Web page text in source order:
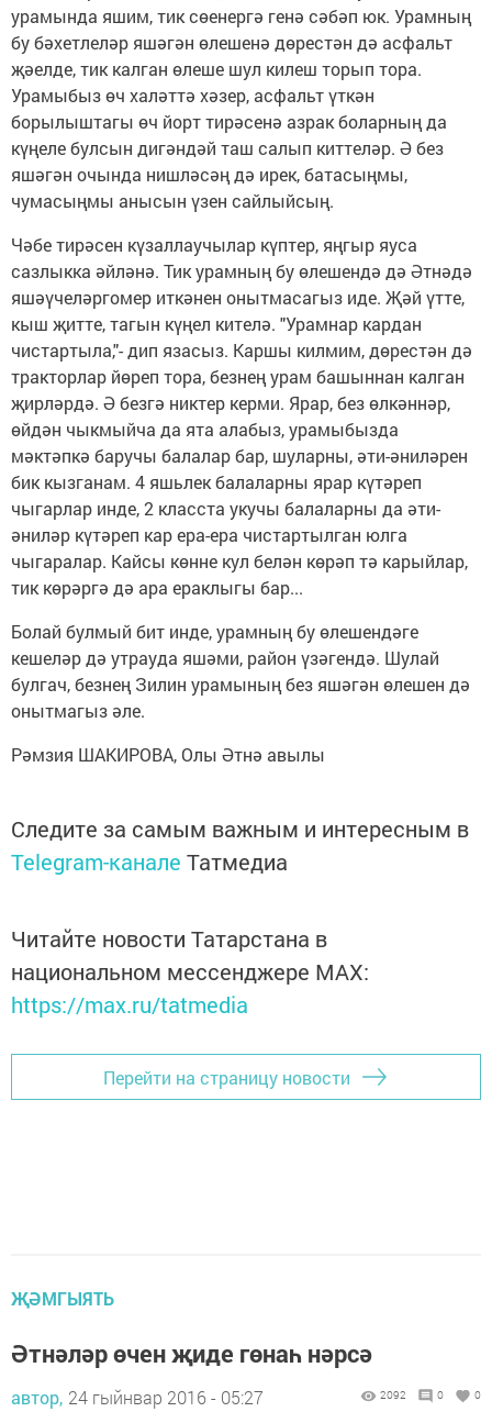
урамында яшим, тик сөенергә генә сәбәп юк. Урамның
бу бәхетлеләр яшәгән өлешенә дөрестән дә асфальт
җәелде, тик калган өлеше шул килеш торып тора.
Урамыбыз өч халәттә хәзер, асфальт үткән
борылыштагы өч йорт тирәсенә азрак боларның да
күңеле булсын дигәндәй таш салып киттеләр. Ә без
яшәгән очында нишләсәң дә ирек, батасыңмы,
чумасыңмы анысын үзен сайлыйсың.
Чәбе тирәсен күзаллаучылар күптер, яңгыр яуса
сазлыкка әйләнә. Тик урамның бу өлешендә дә Әтнәдә
яшәүчеләргомер иткәнен онытмасагыз иде. Җәй үтте,
кыш җитте, тагын күңел кителә. "Урамнар кардан
чистартыла,"- дип язасыз. Каршы килмим, дөрестән дә
тракторлар йөреп тора, безнең урам башыннан калган
җирләрдә. Ә безгә никтер керми. Ярар, без өлкәннәр,
өйдән чыкмыйча да ята алабыз, урамыбызда
мәктәпкә баручы балалар бар, шуларны, әти-әниләрен
бик кызганам. 4 яшьлек балаларны ярар күтәреп
чыгарлар инде, 2 класста укучы балаларны да әти-
әниләр күтәреп кар ера-ера чистартылган юлга
чыгаралар. Кайсы көнне кул белән көрәп тә карыйлар,
тик көрәргә дә ара ераклыгы бар...
Болай булмый бит инде, урамның бу өлешендәге
кешеләр дә утрауда яшәми, район үзәгендә. Шулай
булгач, безнең Зилин урамының без яшәгән өлешен дә
онытмагыз әле.
Рәмзия ШАКИРОВА, Олы Әтнә авылы
Следите за самым важным и интересным в
Telegram-канале Татмедиа
Читайте новости Татарстана в
национальном мессенджере MАХ:
https://max.ru/tatmedia
Перейти на страницу новости
ҖӘМГЫЯТЬ
Әтнәләр өчен җиде гөнаһ нәрсә
автор, 24 гыйнвар 2016 - 05:27 2092 0 0